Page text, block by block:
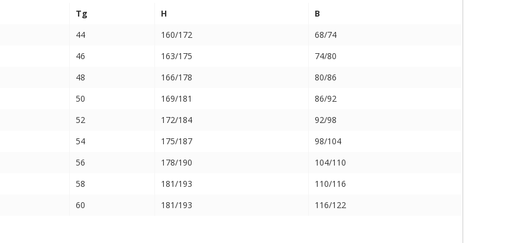
Tg H
B
44 160/172
68/74
46 163/175
74/80
48 166/178
80/86
50 169/181
86/92
52 172/184
92/98
54 175/187
98/104
56 178/190
104/110
58 181/193
110/116
60 181/193 116/122